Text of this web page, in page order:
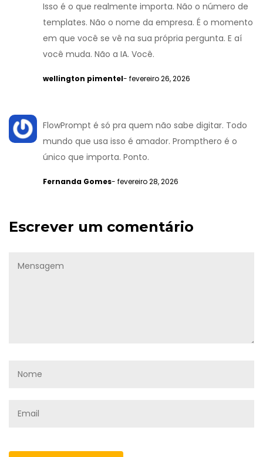
Isso é o que realmente importa. Não o número de
templates. Não o nome da empresa. É o momento
em que você se vê na sua própria pergunta. E aí
você muda. Não a IA. Você.
wellington pimentel- fevereiro 26, 2026
FlowPrompt é só pra quem não sabe digitar. Todo
mundo que usa isso é amador. Prompthero é o
único que importa. Ponto.
Fernanda Gomes- fevereiro 28, 2026
Escrever um comentário